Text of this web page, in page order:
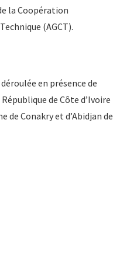
la Coopération
(AGCT).
en présence de
de Côte d’Ivoire
Conakry et d’Abidjan de